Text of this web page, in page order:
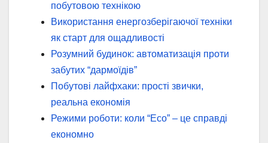
побутовою технікою
Використання енергозберігаючої техніки
як старт для ощадливості
Розумний будинок: автоматизація проти
забутих “дармоїдів”
Побутові лайфхаки: прості звички,
реальна економія
Режими роботи: коли “Eco” – це справді
економно